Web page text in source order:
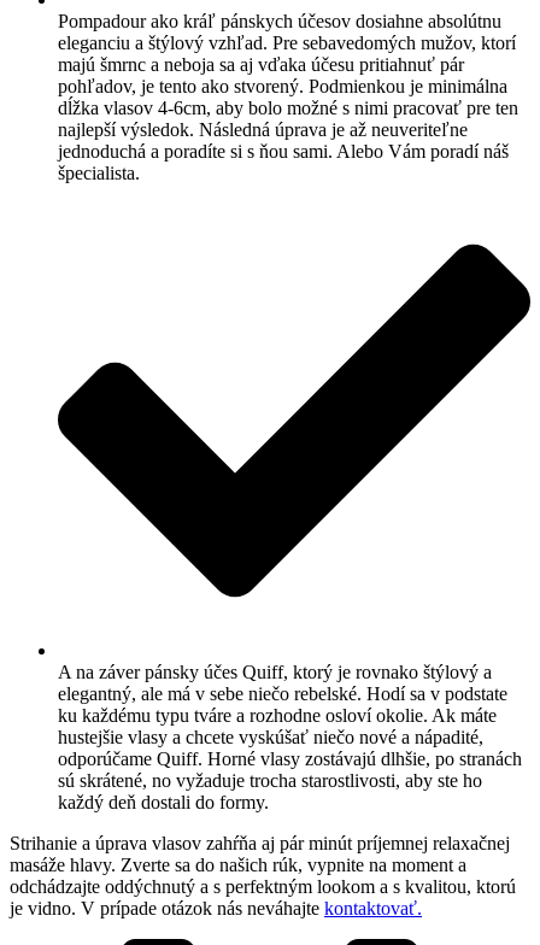
Pompadour ako kráľ pánskych účesov dosiahne absolútnu
eleganciu a štýlový vzhľad. Pre sebavedomých mužov, ktorí
majú šmrnc a neboja sa aj vďaka účesu pritiahnuť pár
pohľadov, je tento ako stvorený. Podmienkou je minimálna
dĺžka vlasov 4-6cm, aby bolo možné s nimi pracovať pre ten
najlepší výsledok. Následná úprava je až neuveriteľne
jednoduchá a poradíte si s ňou sami. Alebo Vám poradí náš
špecialista.
A na záver pánsky účes Quiff, ktorý je rovnako štýlový a
elegantný, ale má v sebe niečo rebelské. Hodí sa v podstate
ku každému typu tváre a rozhodne osloví okolie. Ak máte
hustejšie vlasy a chcete vyskúšať niečo nové a nápadité,
odporúčame Quiff. Horné vlasy zostávajú dlhšie, po stranách
sú skrátené, no vyžaduje trocha starostlivosti, aby ste ho
každý deň dostali do formy.
Strihanie a úprava vlasov zahŕňa aj pár minút príjemnej relaxačnej
masáže hlavy. Zverte sa do našich rúk, vypnite na moment a
odchádzajte oddýchnutý a s perfektným lookom a s kvalitou, ktorú
je vidno. V prípade otázok nás neváhajte kontaktovať.